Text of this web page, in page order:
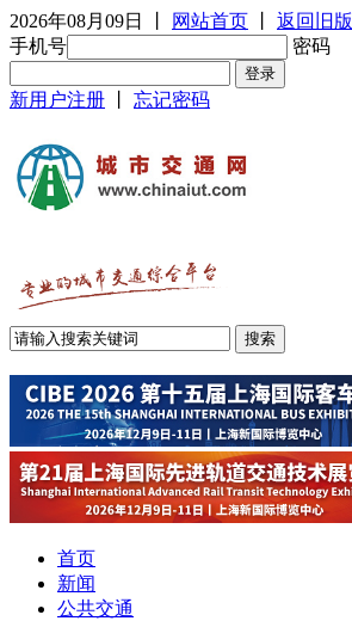
2026年08月09日 网站首页
返回旧版
手机号
密码
新用户注册 忘记密码
首页
新闻
公共交通